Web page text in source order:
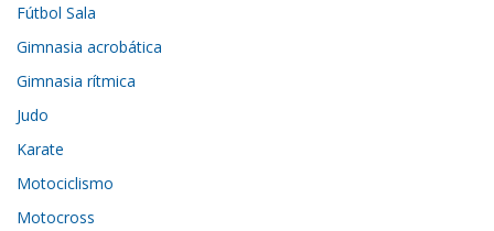
Fútbol Sala
Gimnasia acrobática
Gimnasia rítmica
Judo
Karate
Motociclismo
Motocross